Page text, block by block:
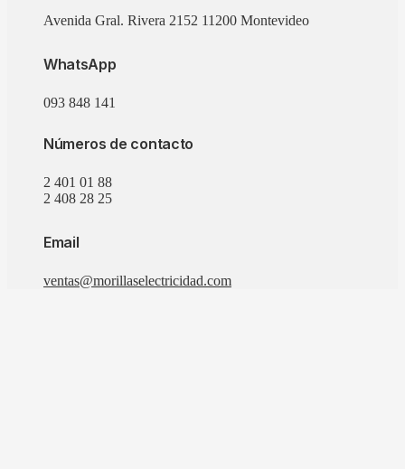
Avenida Gral. Rivera 2152 11200 Montevideo
WhatsApp
093 848 141
Números de contacto
2 401 01 88
2 408 28 25
Email
ventas@morillaselectricidad.com